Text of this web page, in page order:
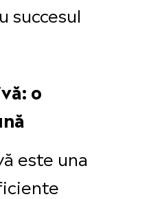
succesul
o
este una